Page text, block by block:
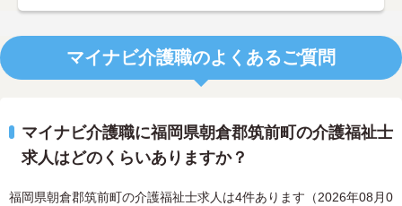
マイナビ介護職のよくあるご質問
マイナビ介護職に福岡県朝倉郡筑前町の介護福祉士
求人はどのくらいありますか？
福岡県朝倉郡筑前町の介護福祉士求人は4件あります（2026年08月0